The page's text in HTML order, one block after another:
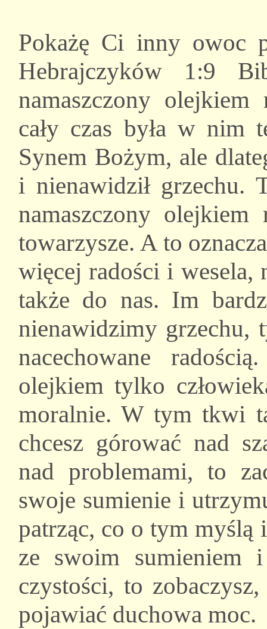
Pokażę Ci inny owoc
Hebrajczyków 1:9
namaszczony
cały czas była w nim
Synem Bożym, ale
i nienawidził grzechu.
namaszczony
towarzysze. A to
więcej radości i wesela,
także do nas. Im
nienawidzimy grzechu,
nacechowane
olejkiem tylko
moralnie. W tym tkwi
chcesz górować nad
nad problemami, to
swoje sumienie i
patrząc, co o tym myślą
ze swoim sumieniem
czystości, to
pojawiać duchowa moc.